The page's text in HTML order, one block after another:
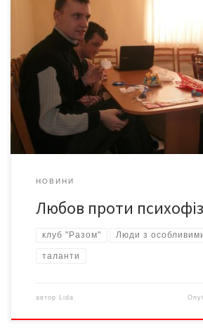
Можливість на самореалізацію людям з
потребами дав клуб «Разом». Чи
і надалі? Є люди, для яких такі
почистити зуби, застібнути ґудзики, або
бутерброд – із тих завдань, які виконати
НОВИНИ
Любов проти
клуб "Разом" Люди з
таланти
автор Lida